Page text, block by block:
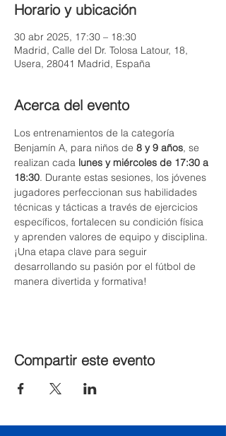
Horario y ubicación
30 abr 2025, 17:30 – 18:30
Madrid, Calle del Dr. Tolosa Latour, 18,
Usera, 28041 Madrid, España
Acerca del evento
Los entrenamientos de la categoría
Benjamín A, para niños de 8 y 9 años, se
realizan cada lunes y miércoles de 17:30 a
18:30. Durante estas sesiones, los jóvenes
jugadores perfeccionan sus habilidades
técnicas y tácticas a través de ejercicios
específicos, fortalecen su condición física
y aprenden valores de equipo y disciplina.
¡Una etapa clave para seguir
desarrollando su pasión por el fútbol de
manera divertida y formativa!
Compartir este evento